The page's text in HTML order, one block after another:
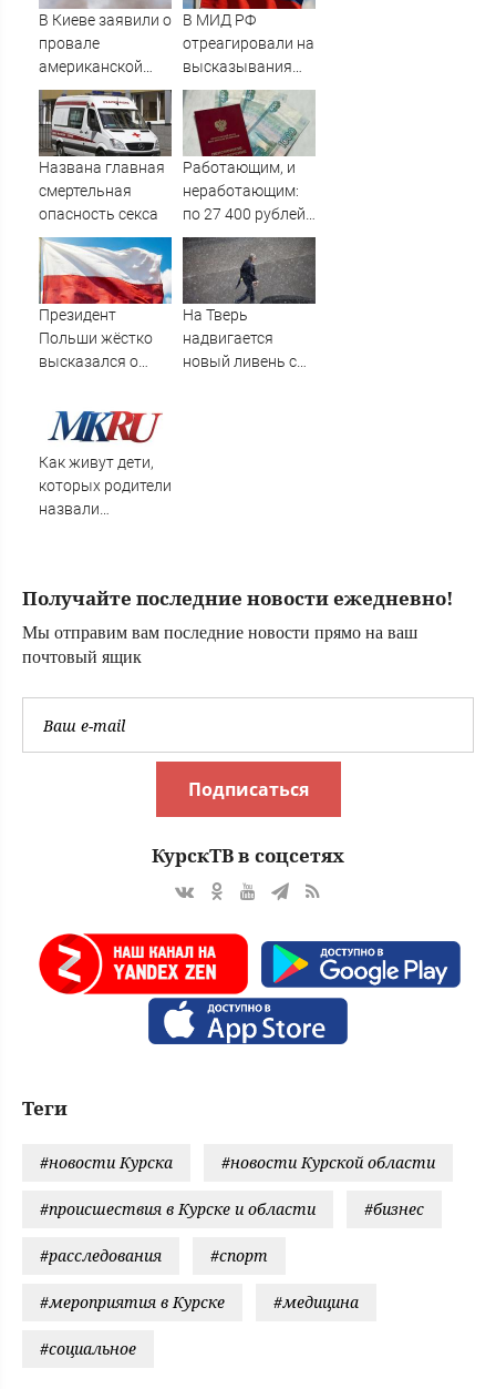
это инструмент
массированного
В Киеве заявили о
провале
американской
операции «Убей
лучника» против
России
В МИД РФ
отреагировали на
высказывания
властей Японии
про атаку на
Хиросиму
Названа главная
смертельная
опасность секса
Работающим, и
неработающим:
по 27 400 рублей
вручат
пенсионерам в
сентябре -
PrimaMedia.ru
Президент
Польши жёстко
высказался о
идеологии
На Тверь
надвигается
новый ливень с
Как живут дети,
которых родители
назвали
Получайте последние новости ежедневно!
Мы отправим вам последние новости прямо на ваш
почтовый ящик
Подписаться
КурскТВ в соцсетях
Теги
#новости Курска #новости Курской области
#происшествия в Курске и области #бизнес
#расследования #спорт
#мероприятия в Курске #медицина
#социальное